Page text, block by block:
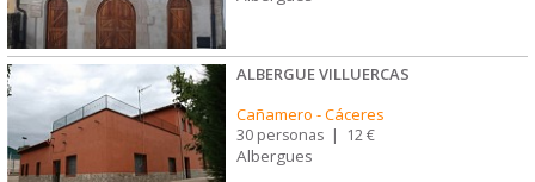
ALBERGUE VILLUERCAS
Cañamero -Cáceres
30 personas | 12 €
Albergues